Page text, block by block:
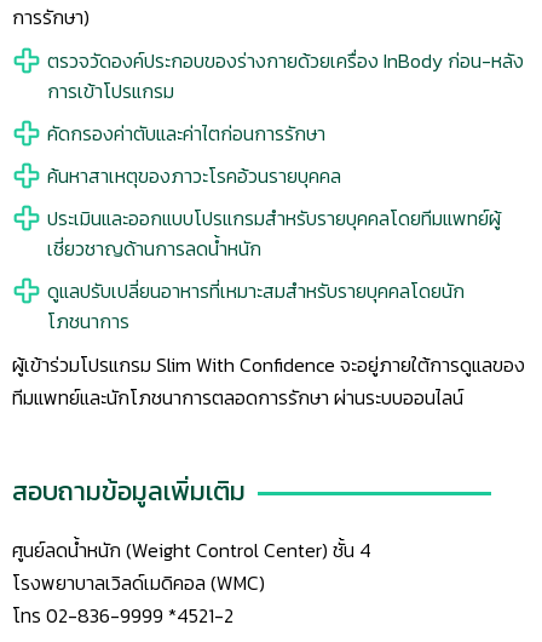
การรักษา)
ตรวจวัดองค์ประกอบของร่างกายด้วยเครื่อง InBody ก่อน-หลัง
การเข้าโปรแกรม
คัดกรองค่าตับและค่าไตก่อนการรักษา
ค้นหาสาเหตุของภาวะโรคอ้วนรายบุคคล
ประเมินและออกแบบโปรแกรมสำหรับรายบุคคลโดยทีมแพทย์ผู้
เชี่ยวชาญด้านการลดน้ำหนัก
ดูแลปรับเปลี่ยนอาหารที่เหมาะสมสำหรับรายบุคคลโดยนัก
โภชนาการ
ผู้เข้าร่วมโปรแกรม Slim With Confidence จะอยู่ภายใต้การดูแลของ
ทีมแพทย์และนักโภชนาการตลอดการรักษา ผ่านระบบออนไลน์
สอบถามข้อมูลเพิ่มเติม
ศูนย์ลดน้ำหนัก (Weight Control Center) ชั้น 4
โรงพยาบาลเวิลด์เมดิคอล (WMC)
โทร 02-836-9999 *4521-2